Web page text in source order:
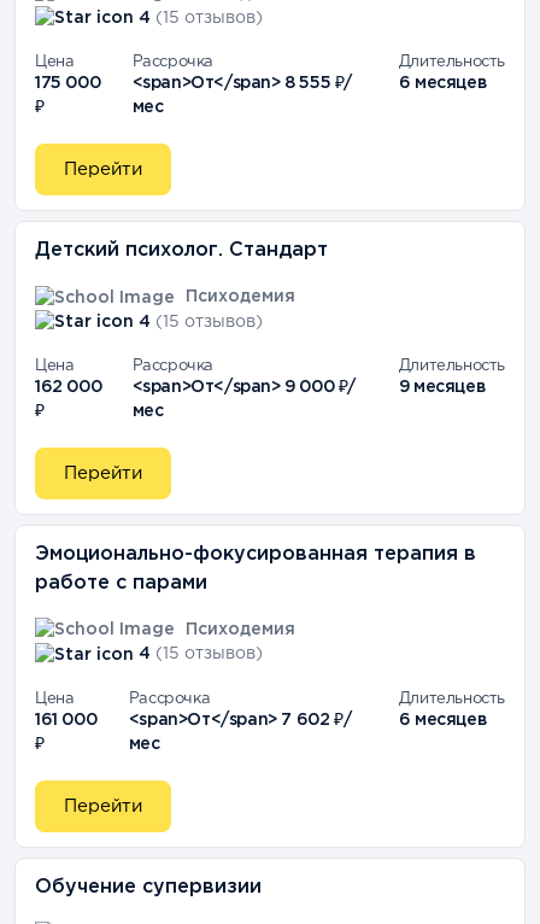
4 (15 отзывов)
Цена
175 000
₽
Рассрочка
<span>От</span> 8 555 ₽/
мес
Длительность
6 месяцев
Перейти
Детский психолог. Стандарт
Психодемия
4 (15 отзывов)
Цена
162 000
₽
Рассрочка
<span>От</span> 9 000 ₽/
мес
Длительность
9 месяцев
Перейти
Эмоционально-фокусированная терапия в
работе с парами
Психодемия
4 (15 отзывов)
Цена
161 000
₽
Рассрочка
<span>От</span> 7 602 ₽/
мес
Длительность
6 месяцев
Перейти
Обучение супервизии